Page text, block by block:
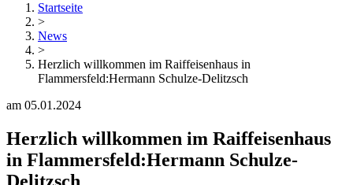
Startseite
>
News
>
Herzlich willkommen im Raiffeisenhaus in
Flammersfeld:Hermann Schulze-Delitzsch
am 05.01.2024
Herzlich willkommen im Raiffeisenhaus
in Flammersfeld:Hermann Schulze-